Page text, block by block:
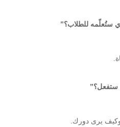
ستُعلّمه للطلاب؟”
ستفعل؟”
يرى دورك.